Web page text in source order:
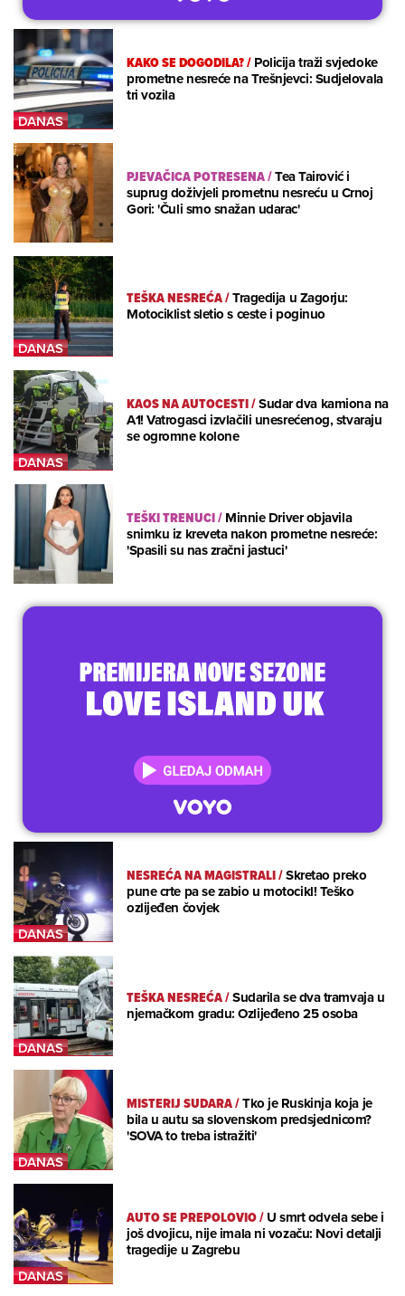
KAKO SE DOGODILA?/Policija traži svjedoke
prometne nesreće na Trešnjevci: Sudjelovala
tri vozila
PJEVAČICA POTRESENA/Tea Tairović i
suprug doživjeli prometnu nesreću u Crnoj
Gori: 'Čuli smo snažan udarac'
TEŠKA NESREĆA/Tragedija u Zagorju:
Motociklist sletio s ceste i poginuo
KAOS NA AUTOCESTI/Sudar dva kamiona na
A1! Vatrogasci izvlačili unesrećenog, stvaraju
se ogromne kolone
TEŠKI TRENUCI/Minnie Driver objavila
snimku iz kreveta nakon prometne nesreće:
'Spasili su nas zračni jastuci'
NESREĆA NA MAGISTRALI/Skretao preko
pune crte pa se zabio u motocikl! Teško
ozlijeđen čovjek
TEŠKA NESREĆA/Sudarila se dva tramvaja u
njemačkom gradu: Ozlijeđeno 25 osoba
MISTERIJ SUDARA/Tko je Ruskinja koja je
bila u autu sa slovenskom predsjednicom?
'SOVA to treba istražiti'
AUTO SE PREPOLOVIO/U smrt odvela sebe i
još dvojicu, nije imala ni vozaču: Novi detalji
tragedije u Zagrebu